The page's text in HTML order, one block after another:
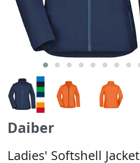
Daiber
Ladies' Softshell Jacket